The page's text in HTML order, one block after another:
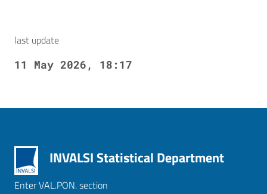
last update
11 May 2026, 18:17
INVALSI Statistical Department
Enter VAL.PON. section